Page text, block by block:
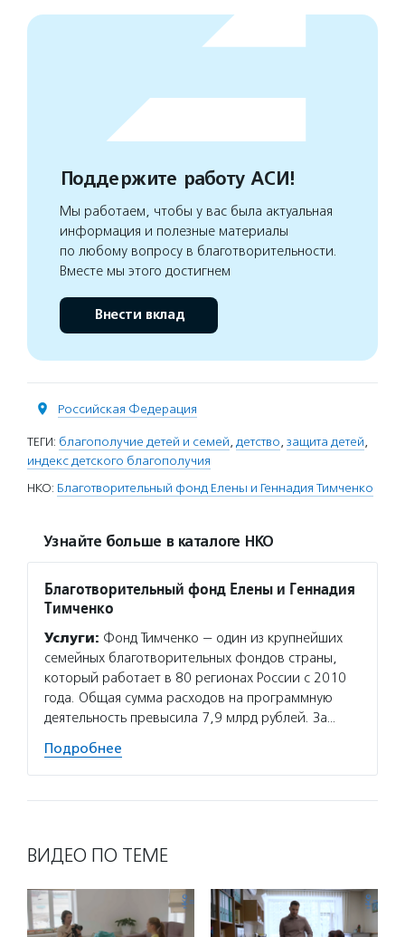
Поддержите работу АСИ!
Мы работаем, чтобы у вас была актуальная
информация и полезные материалы
по любому вопросу в благотворительности.
Вместе мы этого достигнем
Внести вклад
Российская Федерация
ТЕГИ: благополучие детей и семей, детство, защита детей,
индекс детского благополучия
НКО: Благотворительный фонд Елены и Геннадия Тимченко
Узнайте больше в каталоге НКО
Благотворительный фонд Елены и Геннадия
Тимченко
Услуги: Фонд Тимченко — один из крупнейших
семейных благотворительных фондов страны,
который работает в 80 регионах России с 2010
года. Общая сумма расходов на программную
деятельность превысила 7,9 млрд рублей. За…
Подробнее
ВИДЕО ПО ТЕМЕ